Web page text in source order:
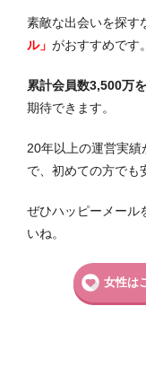
素敵な出会いを探す
ル」 がおすすめです。
累計会員数3,500万
期待できます。
20年以上の運営実
で、初めての方でも
ぜひハッピーメール
いね。
女性は